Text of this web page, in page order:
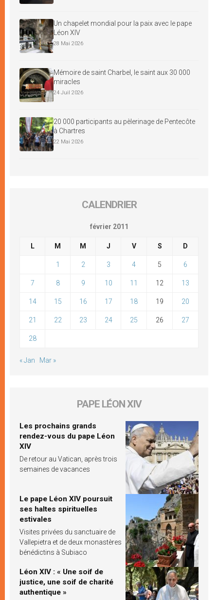
Un chapelet mondial pour la paix avec le pape
Léon XIV
28 Mai 2026
Mémoire de saint Charbel, le saint aux 30 000
miracles
24 Juil 2026
20 000 participants au pèlerinage de Pentecôte
à Chartres
22 Mai 2026
CALENDRIER
février 2011
L M M J V S D
1 2 3 4 5 6
7 8 9 10 11 12 13
14 15 16 17 18 19 20
21 22 23 24 25 26 27
28
« Jan Mar »
PAPE LÉON XIV
Les prochains grands
rendez-vous du pape Léon
XIV
De retour au Vatican, après trois
semaines de vacances
Le pape Léon XIV poursuit
ses haltes spirituelles
estivales
Visites privées du sanctuaire de
Vallepietra et de deux monastères
bénédictins à Subiaco
Léon XIV : « Une soif de
justice, une soif de charité
authentique »